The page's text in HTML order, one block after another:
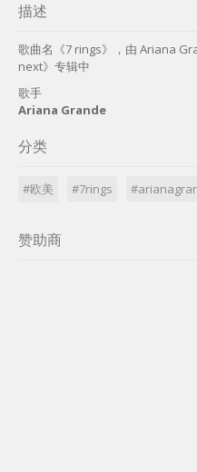
描述
歌曲名《7 rings》，由 Ariana
next》专辑中
歌手
Ariana Grande
分类
#欧美 #7rings
赞助商